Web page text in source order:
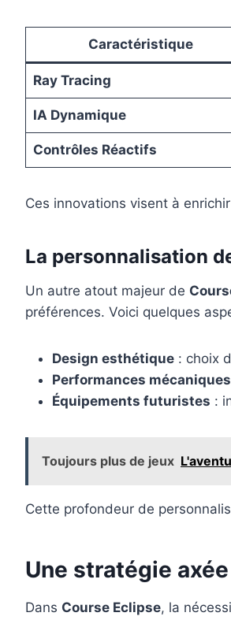
Caractéristique
Ray Tracing
IA Dynamique
Contrôles Réactifs
Ces innovations visent à
La personnalisation
Un autre atout majeur de
préférences. Voici quelques
Design esthétique : choix
Performances mécaniques
Équipements futuristes :
Toujours plus de jeux
Cette profondeur de
Une stratégie
Dans Course Eclipse, la